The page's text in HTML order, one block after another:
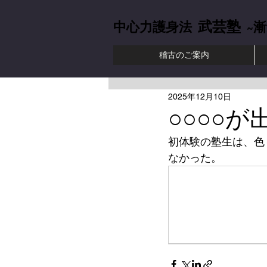
中心力護身法 武芸塾 ~
稽古のご案内
○○○○が
2025年12月10日
初体験の塾生は、
なかった。